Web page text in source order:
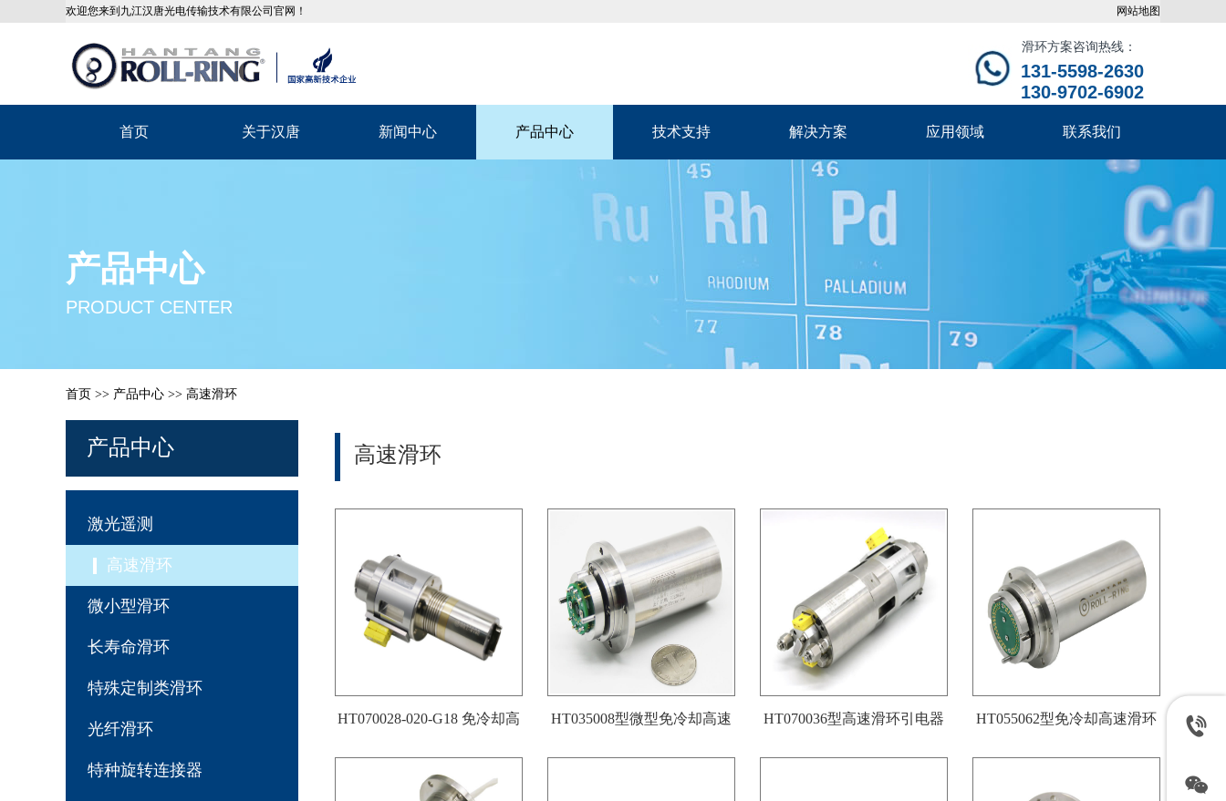
131-5598-2630
130-9702-6902
滑环方案咨询热线：
欢迎您来到九江汉唐光电传输技术有限公司官网！ 网站地图
首页 关于汉唐 新闻中心 产品中心 技术支持 解决方案 应用领域 联系我们
产品中心
PRODUCT CENTER
首页 >> 产品中心 >> 高速滑环
产品中心
激光遥测
高速滑环
微小型滑环
长寿命滑环
特殊定制类滑环
光纤滑环
特种旋转连接器
高速滑环
HT070028-020-G18 免冷却高
HT035008型微型免冷却高速
HT070036型高速滑环引电器
HT055062型免冷却高速滑环